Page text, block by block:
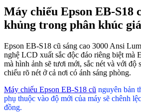
Máy chiếu Epson EB-S18
khủng trong phân khúc
Epson EB-S18 cũ sáng cao 3000 Ansi
nghệ LCD xuất sắc độc đáo riêng biệt mà
mà hình ảnh sẽ tươi mới, sắc nét và với độ
chiếu rõ nét ở cả nơi có ánh sáng phòng.
Máy chiếu Epson EB-S18 cũ nguyên bản
phụ thuộc vào độ mới của máy sẽ chênh
đồng.